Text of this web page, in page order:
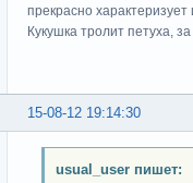
прекрасно характеризует
Кукушка тролит петуха,
15-08-12 19:14:30
usual_user пишет: